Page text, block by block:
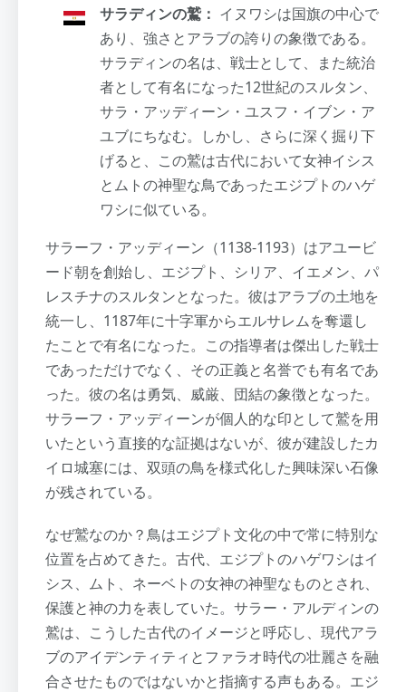
サラディンの鷲： イヌワシは国旗の中心で
あり、強さとアラブの誇りの象徴である。
サラディンの名は、戦士として、また統治
者として有名になった12世紀のスルタン、
サラ・アッディーン・ユスフ・イブン・ア
ユブにちなむ。しかし、さらに深く掘り下
げると、この鷲は古代において女神イシス
とムトの神聖な鳥であったエジプトのハゲ
ワシに似ている。
サラーフ・アッディーン（1138-1193）はアユービ
ード朝を創始し、エジプト、シリア、イエメン、パ
レスチナのスルタンとなった。彼はアラブの土地を
統一し、1187年に十字軍からエルサレムを奪還し
たことで有名になった。この指導者は傑出した戦士
であっただけでなく、その正義と名誉でも有名であ
った。彼の名は勇気、威厳、団結の象徴となった。
サラーフ・アッディーンが個人的な印として鷲を用
いたという直接的な証拠はないが、彼が建設したカ
イロ城塞には、双頭の鳥を様式化した興味深い石像
が残されている。
なぜ鷲なのか？鳥はエジプト文化の中で常に特別な
位置を占めてきた。古代、エジプトのハゲワシはイ
シス、ムト、ネーベトの女神の神聖なものとされ、
保護と神の力を表していた。サラー・アルディンの
鷲は、こうした古代のイメージと呼応し、現代アラ
ブのアイデンティティとファラオ時代の壮麗さを融
合させたものではないかと指摘する声もある。エジ